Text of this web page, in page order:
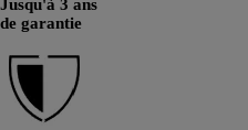
Jusqu'à 3 ans
de garantie